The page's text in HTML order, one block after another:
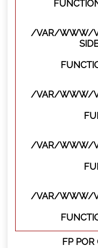
/VAR/WWW/
/VAR/WWW/
/VAR/WWW/
/VAR/WWW/
FP